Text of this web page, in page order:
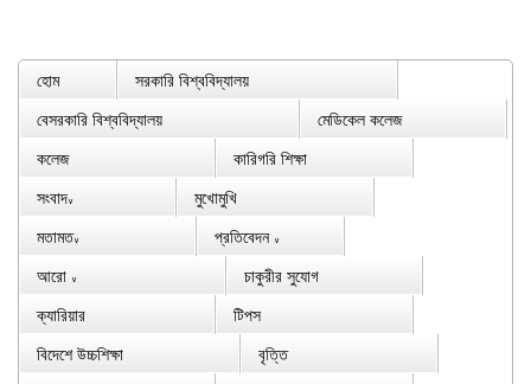
হোম
সরকারি বিশ্ববিদ্যালয়
বেসরকারি বিশ্ববিদ্যালয়
মেডিকেল কলেজ
কলেজ
কারিগরি শিক্ষা
সংবাদ∨
মুখোমুখি
মতামত∨ প্রতিবেদন ∨
আরো ∨
চাকুরীর সুযোগ
ক্যারিয়ার
টিপস
বিদেশে উচ্চশিক্ষা
বৃত্তি